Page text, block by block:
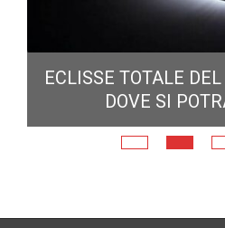
ECLISSE TOTALE
DOVE SI